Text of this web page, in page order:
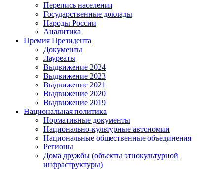
Перепись населения
Государственные доклады
Народы России
Аналитика
Премия Президента
Документы
Лауреаты
Выдвижение 2024
Выдвижение 2023
Выдвижение 2021
Выдвижение 2020
Выдвижение 2019
Национальная политика
Нормативные документы
Национально-культурные автономии
Национальные общественные объединения
Регионы
Дома дружбы (объекты этнокультурной
инфраструктуры)